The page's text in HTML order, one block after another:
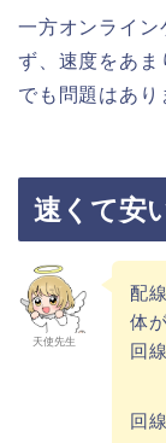
一方オンライン
ず、速度をあ
でも問題はあり
速くて安
天使先生
配
体
回
回